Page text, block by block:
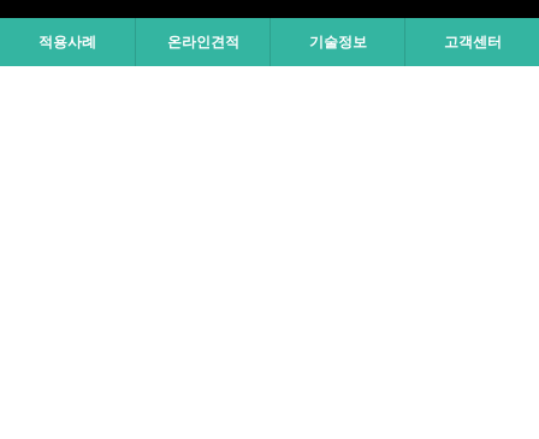
적용사례 온라인견적 기술정보 고객센터